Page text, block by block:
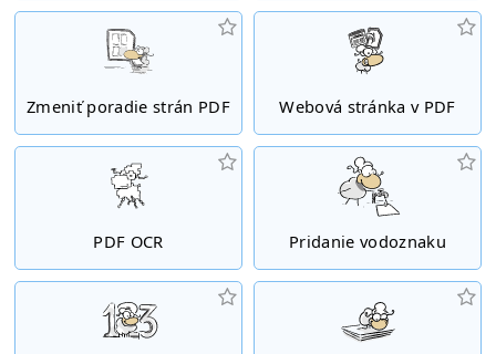
Zmeniť poradie strán PDF Webová stránka v PDF
PDF OCR Pridanie vodoznaku